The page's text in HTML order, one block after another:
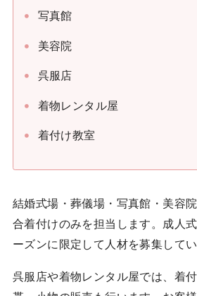
写真館
美容院
呉服店
着物レンタル屋
着付け教室
結婚式場・葬儀場・写真館・美容
合着付けのみを担当します。成人
ーズンに限定して人材を募集して
呉服店や着物レンタル屋では、着